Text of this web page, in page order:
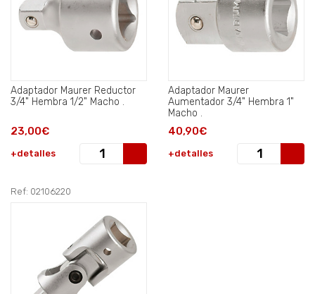
Adaptador Maurer Reductor
3/4" Hembra 1/2" Macho .
23,00€
+detalles
Adaptador Maurer
Aumentador 3/4" Hembra 1"
Macho .
40,90€
+detalles
Ref: 02106220